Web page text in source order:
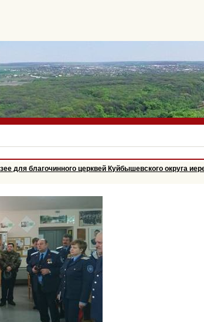
для благочинного церквей Куйбышевского округа